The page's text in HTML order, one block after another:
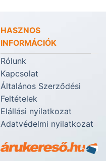
HASZNOS
INFORMÁCIÓK
Rólunk
Kapcsolat
Általános Szerződési
Feltételek
Elállási nyilatkozat
Adatvédelmi nyilatkozat